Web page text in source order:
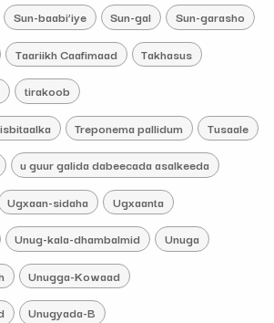
Sun-baabi’iye Sun-gal Sun-garasho
Taariikh Caafimaad Takhasus
tirakoob
Treponema pallidum Tusaale
u guur galida dabeecada asalkeeda
Ugxaan-sidaha Ugxaanta
Unug-kala-dhambalmid Unuga
Unugga-Kowaad
Unugyada-B